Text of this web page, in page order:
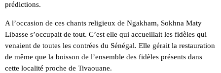
prédictions.
A l’occasion de ces chants religieux de Ngakham, Sokhna Maty
Libasse s’occupait de tout. C’est elle qui accueillait les fidèles qui
venaient de toutes les contrées du Sénégal. Elle gérait la restauration
de même que la boisson de l’ensemble des fidèles présents dans
cette localité proche de Tivaouane.